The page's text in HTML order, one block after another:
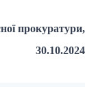
прокуратури,
30.10.2024